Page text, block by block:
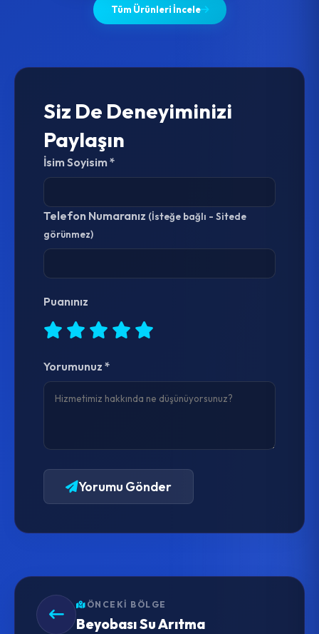
Tüm Ürünleri İncele
Siz De Deneyiminizi
Paylaşın
İsim Soyisim *
Telefon Numaranız (İsteğe bağlı - Sitede
görünmez)
Puanınız
Yorumunuz *
Yorumu Gönder
ÖNCEKI BÖLGE
Beyobası Su Arıtma